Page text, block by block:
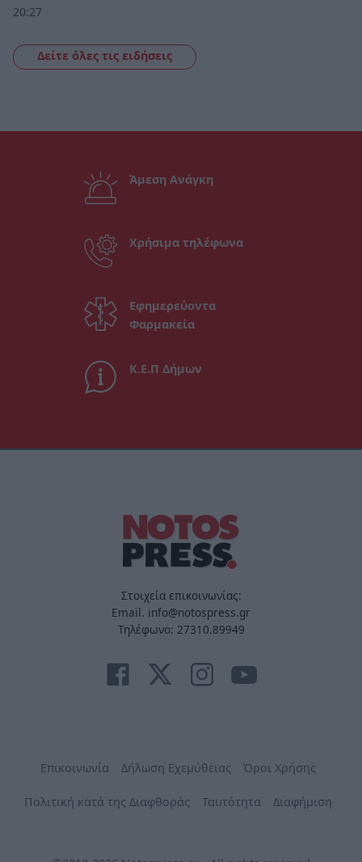
20:27
Δείτε όλες τις ειδήσεις
Άμεση Ανάγκη
Χρήσιμα τηλέφωνα
Εφημερεύοντα
Φαρμακεία
Κ.Ε.Π Δήμων
Στοιχεία επικοινωνίας:
Email. info@notospress.gr
Τηλέφωνο: 27310.89949
Επικοινωνία Δήλωση Εχεμύθειας Όροι Χρήσης
Πολιτική κατά της Διαφθοράς Ταυτότητα Διαφήμιση